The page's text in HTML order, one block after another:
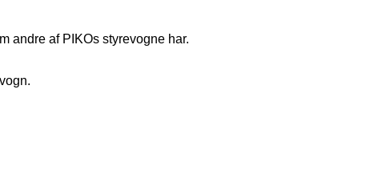
andre af PIKOs styrevogne har.